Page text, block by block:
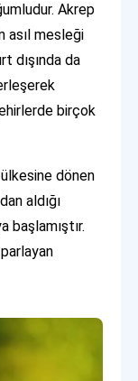
Akrep
asıl mesleği
dışında da
birçok
dönen
aldığı
başlamıştır.